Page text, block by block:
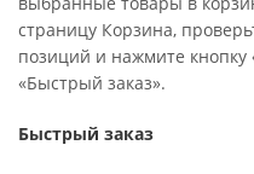
страницу Корзина,
позиций и нажмите кнопку
«Быстрый заказ».
Быстрый заказ